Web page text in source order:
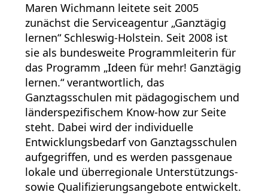
Maren Wichmann leitete seit 2005
zunächst die Serviceagentur „Ganztägig
lernen“ Schleswig-Holstein. Seit 2008 ist
sie als bundesweite Programmleiterin für
das Programm „Ideen für mehr! Ganztägig
lernen.“ verantwortlich, das
Ganztagsschulen mit pädagogischem und
länderspezifischem Know-how zur Seite
steht. Dabei wird der individuelle
Entwicklungsbedarf von Ganztagsschulen
aufgegriffen, und es werden passgenaue
lokale und überregionale Unterstützungs-
sowie Qualifizierungsangebote entwickelt.